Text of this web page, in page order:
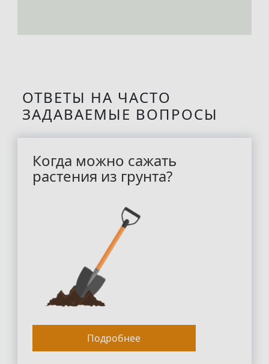
ОТВЕТЫ НА ЧАСТО
ЗАДАВАЕМЫЕ ВОПРОСЫ
Когда можно сажать
растения из грунта?
Подробнее